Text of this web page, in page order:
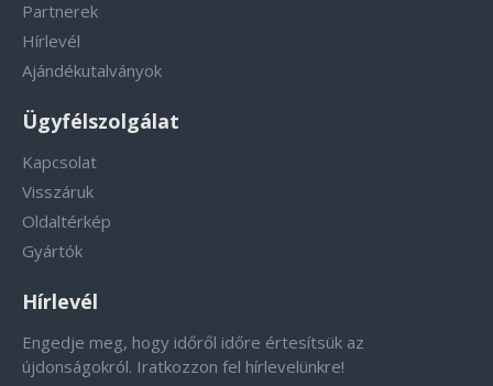
Partnerek
Hírlevél
Ajándékutalványok
Ügyfélszolgálat
Kapcsolat
Visszáruk
Oldaltérkép
Gyártók
Hírlevél
Engedje meg, hogy időről időre értesítsük az
újdonságokról. Iratkozzon fel hírlevelünkre!